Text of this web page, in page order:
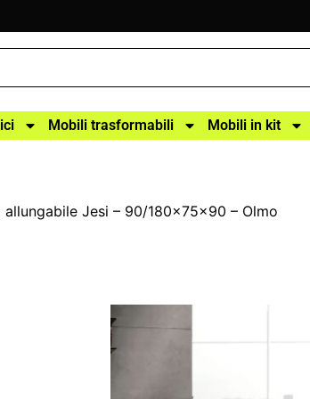
Mobili trasformabili Mobili in kit
allungabile Jesi – 90/180x75x90 – Olmo